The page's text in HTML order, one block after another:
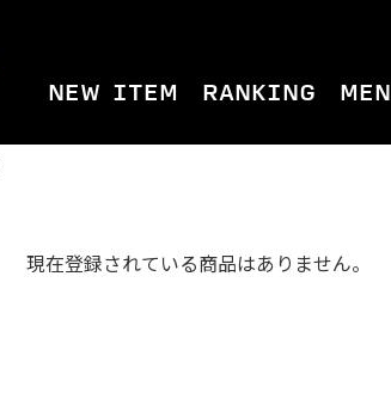
NEW ITEM RANKING MEN
現在登録されている商品はありません。